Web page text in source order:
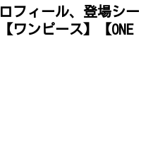
フィール、登場シー
ワンピース】【ONE